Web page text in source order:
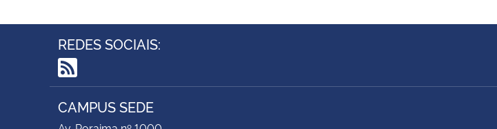
REDES SOCIAIS:
RSS
CAMPUS SEDE